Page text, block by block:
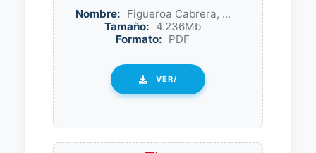
Nombre: Figueroa Cabrera, ...
Tamaño: 4.236Mb
Formato: PDF
VER/